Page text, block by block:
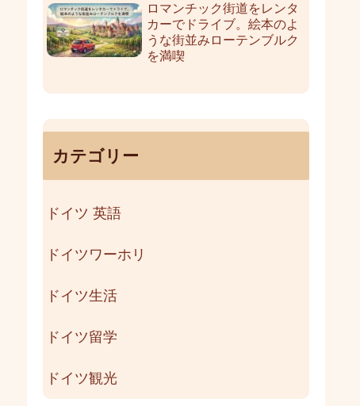
ロマンチック街道をレンタ
カーでドライブ。絵本のよ
うな街並みローテンブルク
を満喫
カテゴリー
ドイツ 英語
ドイツワーホリ
ドイツ生活
ドイツ留学
ドイツ観光